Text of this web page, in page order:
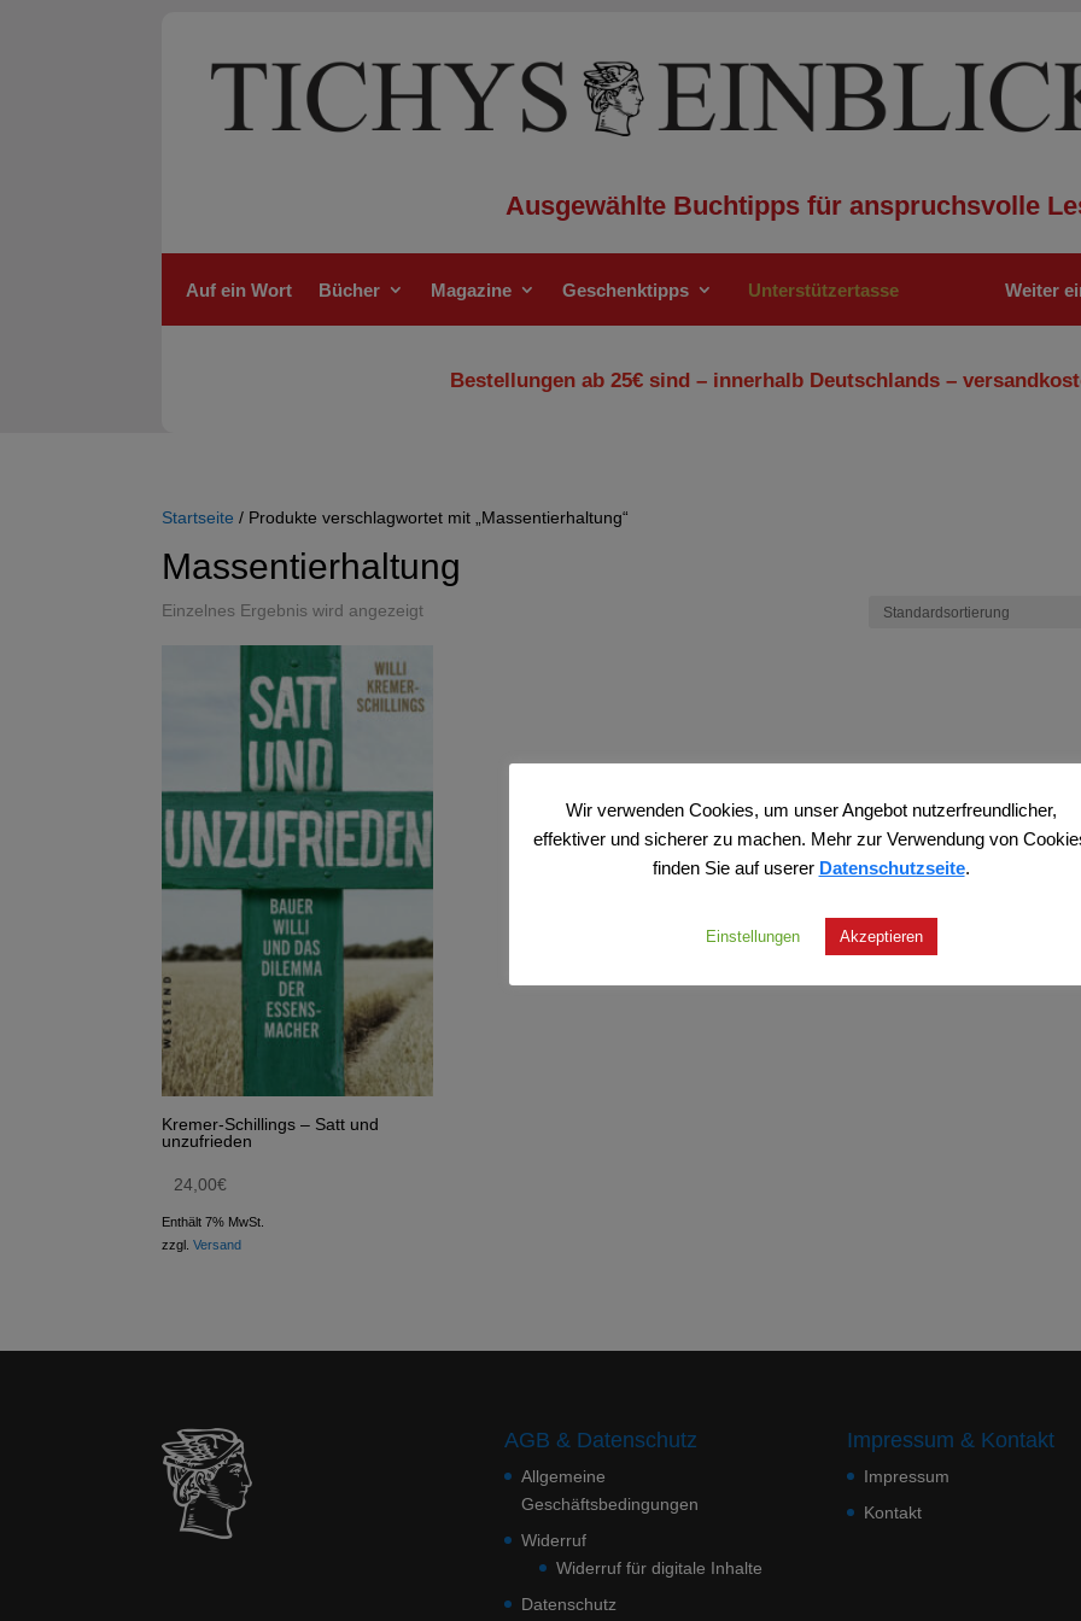
Ausgewählte Buchtipps für anspruchsvolle
Auf ein Wort Bücher Magazine Geschenktipps Unterstützertasse Weiter
Bestellungen ab 25€ sind – innerhalb Deutschlands –
Startseite / Produkte verschlagwortet mit „Massentierhaltung“
Massentierhaltung
Einzelnes Ergebnis wird angezeigt
Kremer-Schillings – Satt und
unzufrieden
24,00€
Enthält 7% MwSt.
zzgl.Versand
AGB & Datenschutz
Allgemeine
Geschäftsbedingungen
Widerruf
Widerruf für digitale Inhalte
Datenschutz
Impressum & Kontakt
Impressum
Kontakt
Wir verwenden Cookies, um unser Angebot nutzerfreundlicher,
effektiver und sicherer zu machen. Mehr zur Verwendung von
finden Sie auf userer Datenschutzseite.
Einstellungen Akzeptieren